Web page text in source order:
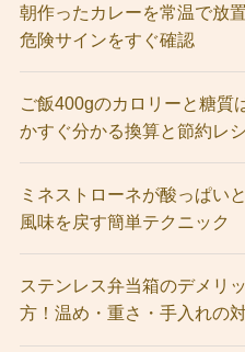
朝作ったカレーを常温で放
危険サインをすぐ確認
ご飯400gのカロリーと糖質
かすぐ分かる換算と節約レ
ミネストローネが酸っぱい
風味を戻す簡単テクニック
ステンレス弁当箱のデメリ
方！温め・重さ・手入れの